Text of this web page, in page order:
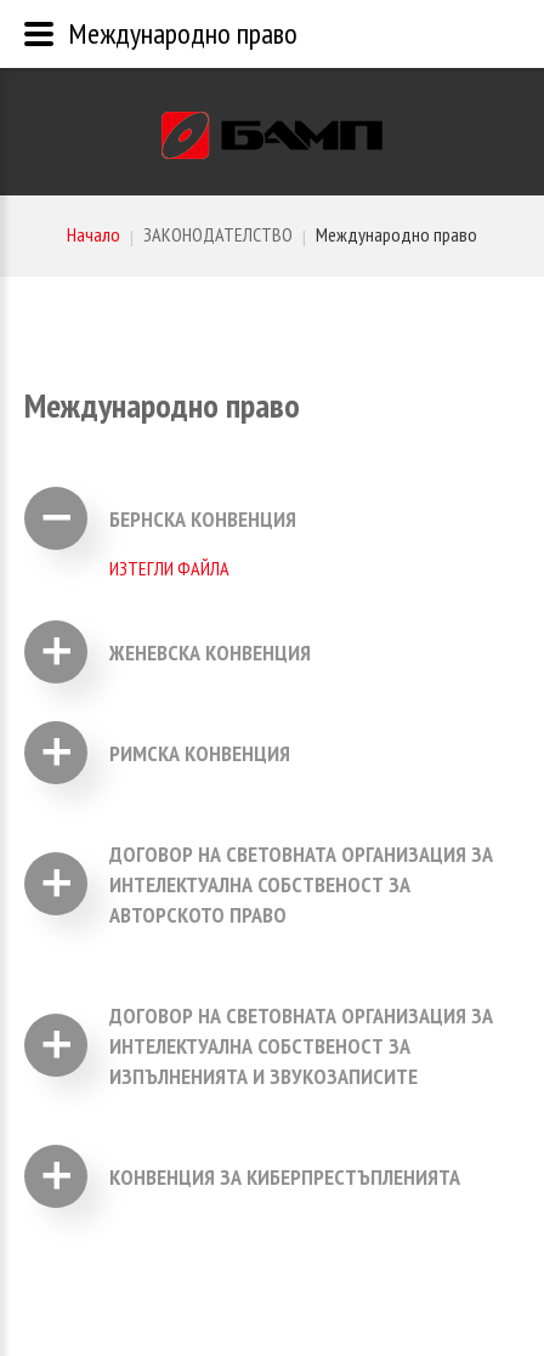
Начало | ЗАКОНОДАТЕЛСТВО | Международно право
Международно право
БЕРНСКА КОНВЕНЦИЯ
ИЗТЕГЛИ ФАЙЛА
ЖЕНЕВСКА КОНВЕНЦИЯ
РИМСКА КОНВЕНЦИЯ
ДОГОВОР НА СВЕТОВНАТА ОРГАНИЗАЦИЯ ЗА
ИНТЕЛЕКТУАЛНА СОБСТВЕНОСТ ЗА
АВТОРСКОТО ПРАВО
ДОГОВОР НА СВЕТОВНАТА ОРГАНИЗАЦИЯ ЗА
ИНТЕЛЕКТУАЛНА СОБСТВЕНОСТ ЗА
ИЗПЪЛНЕНИЯТА И ЗВУКОЗАПИСИТЕ
КОНВЕНЦИЯ ЗА КИБЕРПРЕСТЪПЛЕНИЯТА
Международно право